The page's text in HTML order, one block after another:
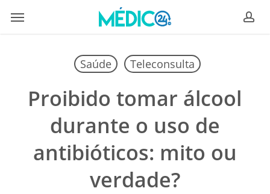
Menu
Saúde Teleconsulta
Proibido tomar álcool
durante o uso de
antibióticos: mito ou
verdade?